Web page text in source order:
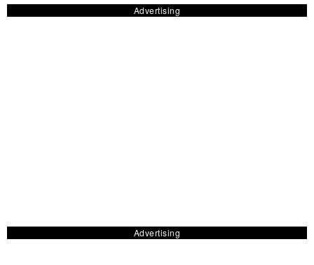
Advertising
Advertising